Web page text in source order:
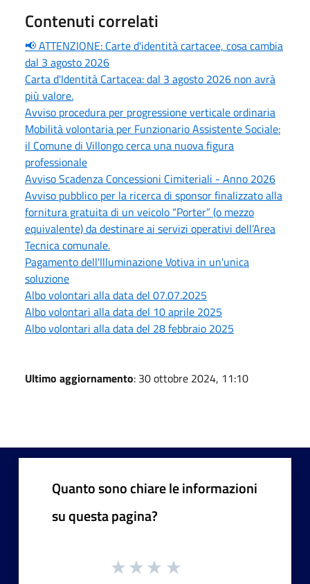
Contenuti correlati
📢 ATTENZIONE: Carte d'identità cartacee, cosa cambia
dal 3 agosto 2026
Carta d'Identità Cartacea: dal 3 agosto 2026 non avrà
più valore.
Avviso procedura per progressione verticale ordinaria
Mobilità volontaria per Funzionario Assistente Sociale:
il Comune di Villongo cerca una nuova figura
professionale
Avviso Scadenza Concessioni Cimiteriali - Anno 2026
Avviso pubblico per la ricerca di sponsor finalizzato alla
fornitura gratuita di un veicolo “Porter” (o mezzo
equivalente) da destinare ai servizi operativi dell’Area
Tecnica comunale.
Pagamento dell'Illuminazione Votiva in un'unica
soluzione
Albo volontari alla data del 07.07.2025
Albo volontari alla data del 10 aprile 2025
Albo volontari alla data del 28 febbraio 2025
Ultimo aggiornamento: 30 ottobre 2024, 11:10
Quanto sono chiare le informazioni
su questa pagina?